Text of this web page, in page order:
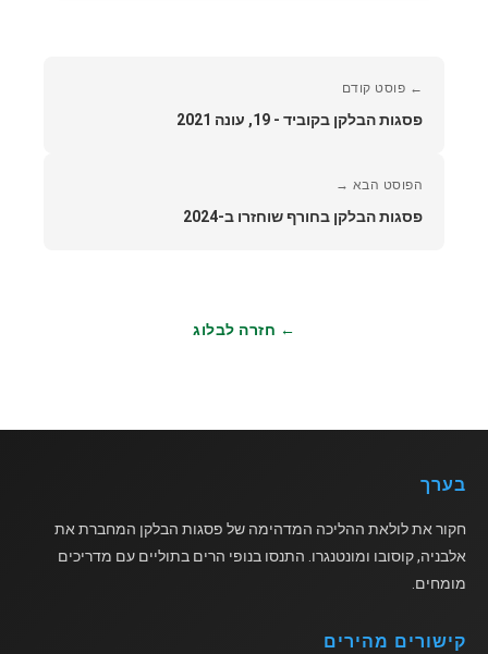
← פוסט קודם
פסגות הבלקן בקוביד - 19, עונה 2021
הפוסט הבא →
פסגות הבלקן בחורף שוחזרו ב-2024
← חזרה לבלוג
בערך
חקור את לולאת ההליכה המדהימה של פסגות הבלקן המחברת את
אלבניה, קוסובו ומונטנגרו. התנסו בנופי הרים בתוליים עם מדריכים
מומחים.
קישורים מהירים